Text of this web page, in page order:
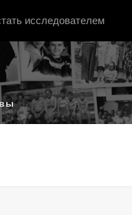
исследователем